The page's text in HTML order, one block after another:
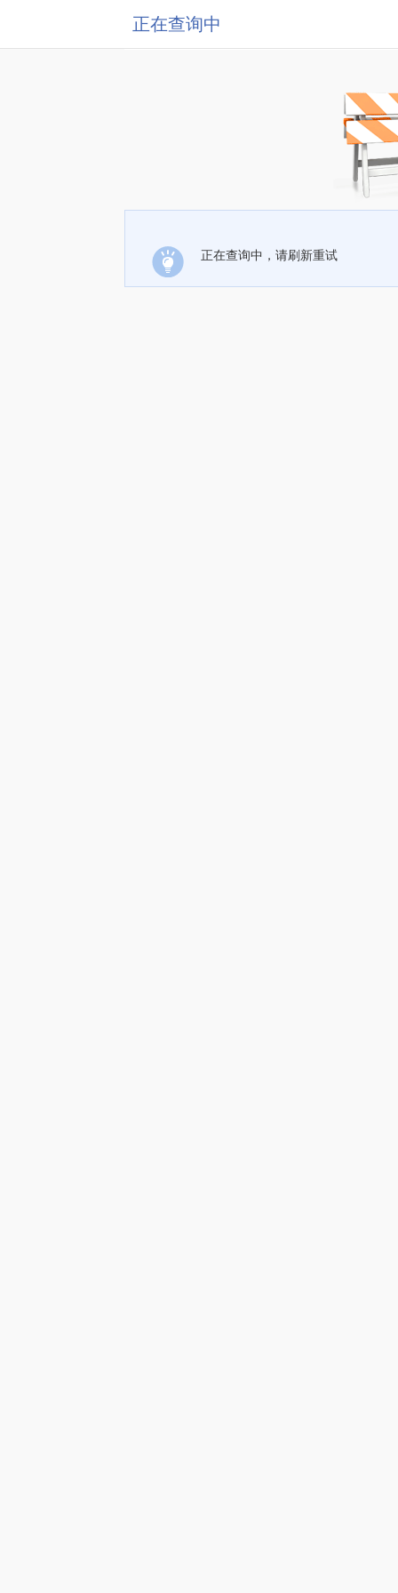
正在查询中
正在查询中，请刷新重试